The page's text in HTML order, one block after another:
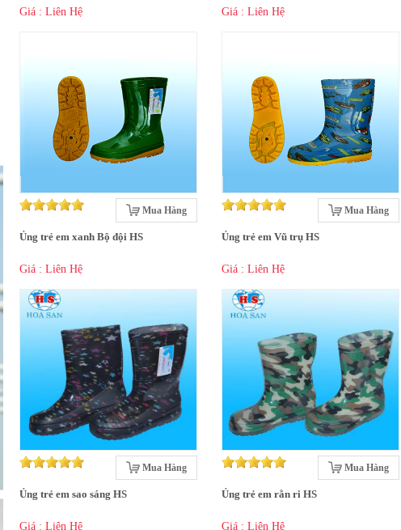
Giá : Liên Hệ Giá : Liên Hệ
Mua Hàng
Ủng trẻ em xanh Bộ đội HS
Giá : Liên Hệ
Mua Hàng
Ủng trẻ em Vũ trụ HS
Giá : Liên Hệ
Mua Hàng
Ủng trẻ em sao sáng HS
Giá : Liên Hệ
Mua Hàng
Ủng trẻ em rằn ri HS
Giá : Liên Hệ